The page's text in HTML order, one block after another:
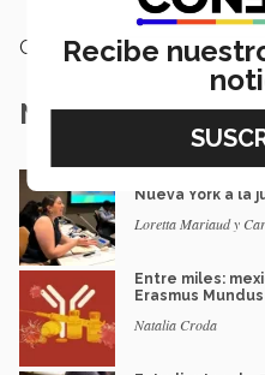
Categoría:
Notas
Nueva York a la
Loretta Mariaud y
Entre miles:
Erasmus Mundus
Natalia Croda
Recibe